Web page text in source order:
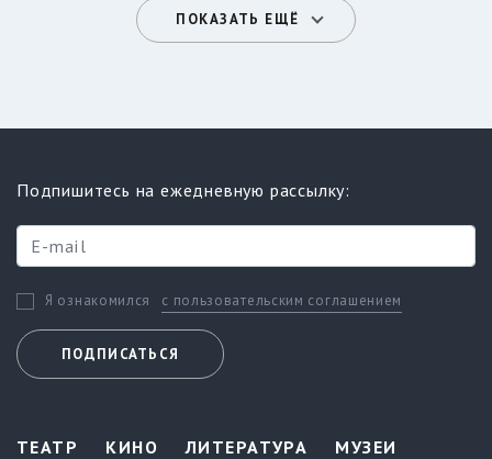
ПОКАЗАТЬ ЕЩЁ
Подпишитесь на ежедневную рассылку:
Я ознакомился с пользовательским соглашением
ПОДПИСАТЬСЯ
ТЕАТР КИНО ЛИТЕРАТУРА
МУЗЕИ